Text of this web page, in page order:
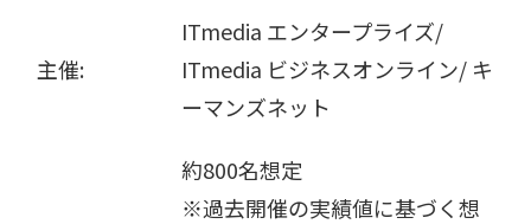
主催:
ITmedia エンタープライズ/
ITmedia ビジネスオンライン/ キ
ーマンズネット
約800名想定
※過去開催の実績値に基づく想